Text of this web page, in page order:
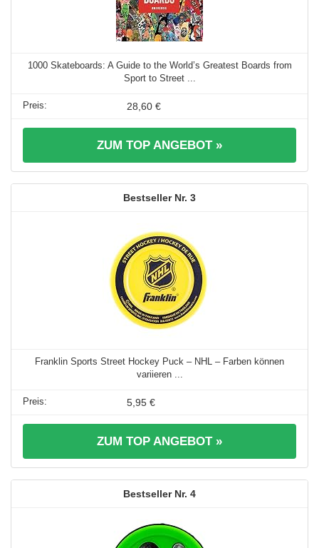
1000 Skateboards: A Guide to the World’s Greatest Boards from
Sport to Street ...
28,60 €
ZUM TOP ANGEBOT »
3
Franklin Sports Street Hockey Puck – NHL – Farben können
variieren ...
5,95 €
ZUM TOP ANGEBOT »
4